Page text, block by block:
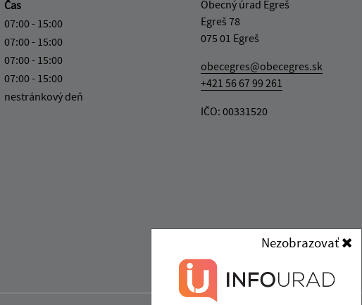
Nezobrazovať
Čas
07:00 - 15:00
07:00 - 15:00
07:00 - 15:00
07:00 - 15:00
nestránkový deň
Obecný úrad Egreš
Egreš 78
075 01 Egreš
obecegres@obecegres.sk
+421 56 67 99 261
IČO: 00331520